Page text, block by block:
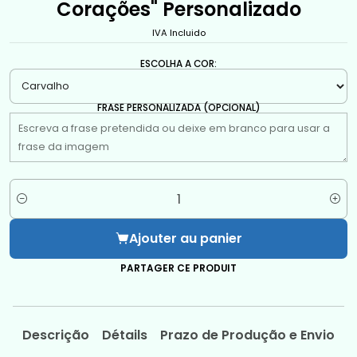
Corações" Personalizado
IVA Incluido
ESCOLHA A COR:
FRASE PERSONALIZADA (OPCIONAL)
Quantité
Ajouter au panier
PARTAGER CE PRODUIT
Descrição Détails Prazo de Produção e Envio